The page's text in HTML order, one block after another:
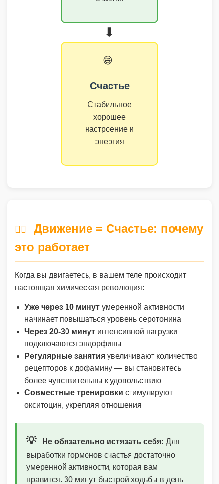
➡️
😄
Счастье
Стабильное
хорошее
настроение и
энергия
🏃‍♂️
Движение = Счастье: почему
это работает
Когда вы двигаетесь, в вашем теле происходит
настоящая химическая революция:
Уже через 10 минут умеренной активности
начинает повышаться уровень серотонина
Через 20-30 минут интенсивной нагрузки
подключаются эндорфины
Регулярные занятия увеличивают количество
рецепторов к дофамину — вы становитесь
более чувствительны к удовольствию
Совместные тренировки стимулируют
окситоцин, укрепляя отношения
💡 Не обязательно истязать себя: Для
выработки гормонов счастья достаточно
умеренной активности, которая вам
нравится. 30 минут быстрой ходьбы в день